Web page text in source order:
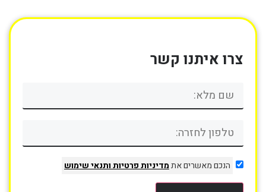
צרו איתנו קשר
הנכם מאשרים אתמדיניות פרטיותותנאי שימוש